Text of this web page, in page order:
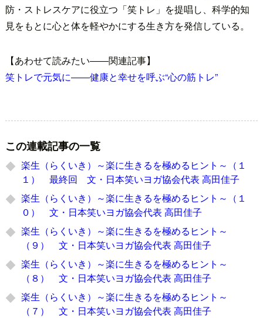
防・ストレスケアに役立つ「笑トレ」を提唱し、科学的知
見をもとに心と体を軽やかにする生き方を発信している。
【あわせて読みたい――関連記事】
笑トレで元気に――健康と幸せを呼ぶ“心の筋トレ”
この連載記事の一覧
楽生（らくいき）～楽に生きるを極めるヒント～（１
１） 最終回 文・日本笑いヨガ協会代表 高田佳子
楽生（らくいき）～楽に生きるを極めるヒント～（１
０） 文・日本笑いヨガ協会代表 高田佳子
楽生（らくいき）～楽に生きるを極めるヒント～
（９） 文・日本笑いヨガ協会代表 高田佳子
楽生（らくいき）～楽に生きるを極めるヒント～
（８） 文・日本笑いヨガ協会代表 高田佳子
楽生（らくいき）～楽に生きるを極めるヒント～
（７） 文・日本笑いヨガ協会代表 高田佳子